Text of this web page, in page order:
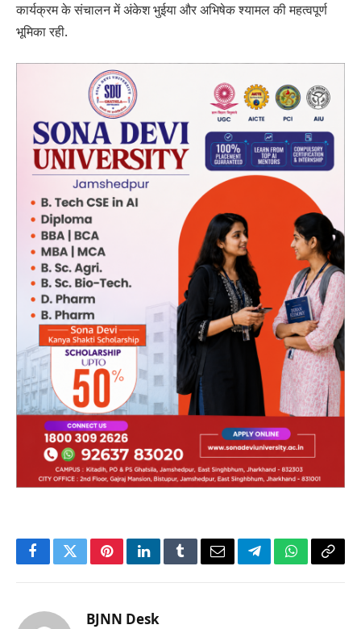
कार्यक्रम के संचालन में अंकेश भुईया और अभिषेक श्यामल की महत्वपूर्ण
भूमिका रही.
FacebookTwitterPinterestLinkedInTumblrEmailTelegramWhatsApp
Copy
BJNN Desk